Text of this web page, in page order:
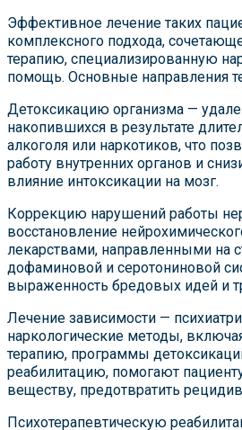
Эффективное лечение таких
комплексного подхода,
терапию, специализированную
помощь. Основные направления
Детоксикацию организма —
накопившихся в результате
алкоголя или наркотиков, что
работу внутренних органов и
влияние интоксикации на мозг.
Коррекцию нарушений работы
восстановление
лекарствами, направленными на
дофаминовой и серотониновой
выраженность бредовых идей и
Лечение зависимости —
наркологические методы,
терапию, программы
реабилитацию, помогают
веществу, предотвратить
Психотерапевтическую